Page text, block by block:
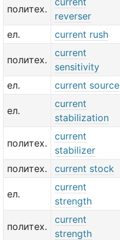
политех.
reverser
ел.
current rush
политех.
current
sensitivity
ел. current source
ел.
current
stabilization
политех.
current
stabilizer
политех. current stock
ел.
current
strength
политех.
current
strength